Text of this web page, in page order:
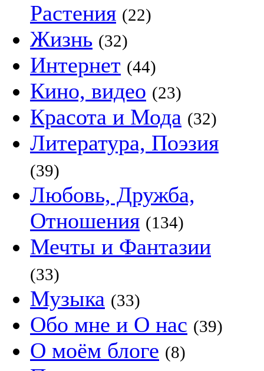
Растения (22)
Жизнь (32)
Интернет (44)
Кино, видео (23)
Красота и Мода (32)
Литература, Поэзия
(39)
Любовь, Дружба,
Отношения (134)
Мечты и Фантазии
(33)
Музыка (33)
Обо мне и О нас (39)
О моём блоге (8)